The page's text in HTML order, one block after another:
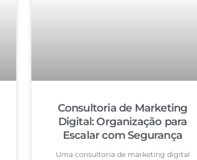
Consultoria de Marketing
Digital: Organização para
Escalar com Segurança
Uma consultoria de marketing digital